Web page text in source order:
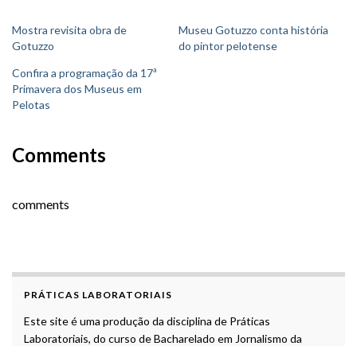
Mostra revisita obra de
Gotuzzo
Museu Gotuzzo conta história
do pintor pelotense
Confira a programação da 17ª
Primavera dos Museus em
Pelotas
Comments
comments
PRÁTICAS LABORATORIAIS
Este site é uma produção da disciplina de Práticas
Laboratoriais, do curso de Bacharelado em Jornalismo da